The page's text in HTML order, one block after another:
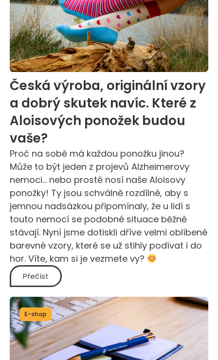
Česká výroba, originální vzory
a dobrý skutek navíc. Které z
Aloisových ponožek budou
vaše?
Proč na sobě má každou ponožku jinou?
Může to být jeden z projevů Alzheimerovy
nemoci… nebo prostě nosí naše Aloisovy
ponožky! Ty jsou schválně rozdílné, aby s
jemnou nadsázkou připomínaly, že u lidí s
touto nemocí se podobné situace běžně
stávají. Nyní jsme dotiskli dříve velmi oblíbené
barevné vzory, které se už stihly podívat i do
hor. Víte, kam si je vezmete vy?
Přečíst
E-shop